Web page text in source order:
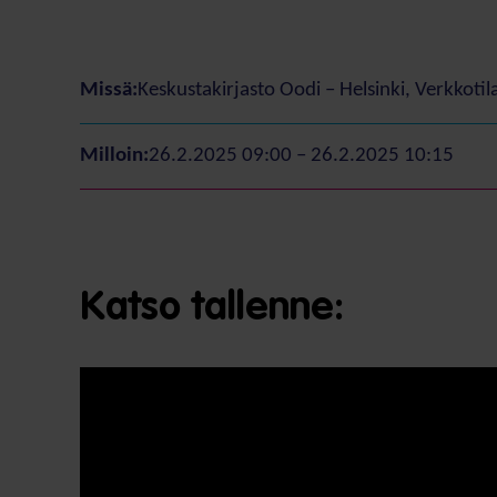
Missä:Keskustakirjasto Oodi – Helsinki,
Milloin:26.2.2025 09:00 – 26.2.2025 10:15
Katso tallenne: